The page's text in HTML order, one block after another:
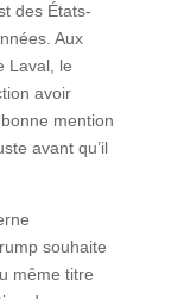
des États-
Aux
Laval, le
avoir
mention
avant qu’il
souhaite
même titre